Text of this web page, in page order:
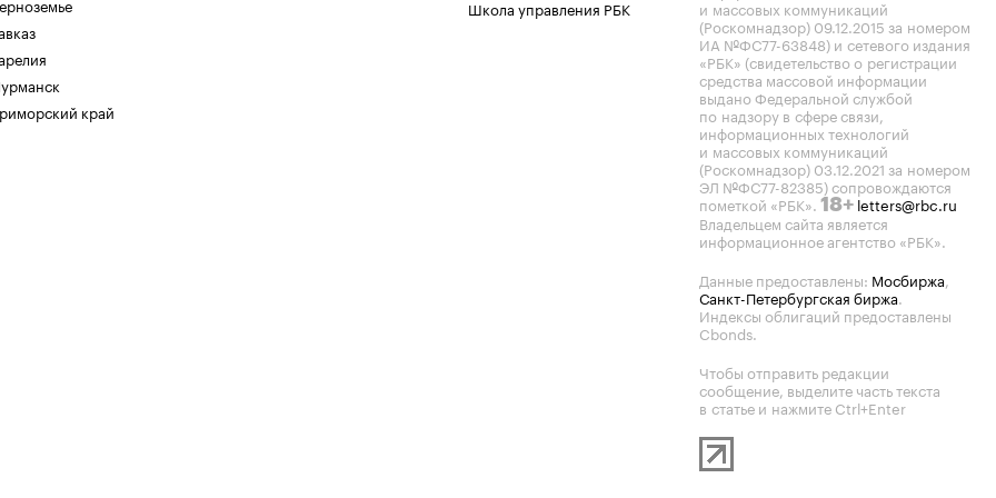
край
Школа управления РБК
и массовых коммуникаций
(Роскомнадзор) 09.12.2015 за номером
ИА №ФС77-63848) и сетевого издания
«РБК» (свидетельство о регистрации
средства массовой информации
выдано Федеральной службой
по надзору в сфере связи,
информационных технологий
и массовых коммуникаций
(Роскомнадзор) 03.12.2021 за номером
ЭЛ №ФС77-82385) сопровождаются
пометкой «РБК». 18+ letters@rbc.ru
Владельцем сайта является
информационное агентство «РБК».
Данные предоставлены: Мосбиржа,
Санкт-Петербургская биржа.
Индексы облигаций предоставлены
Cbonds.
Чтобы отправить редакции
сообщение, выделите часть текста
в статье и нажмите Ctrl+Enter